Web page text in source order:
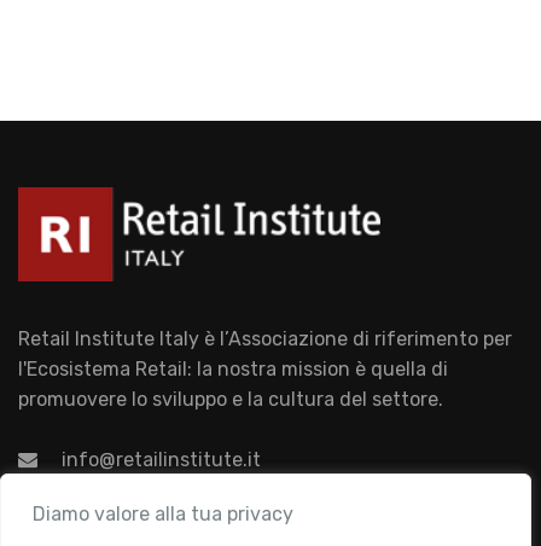
Diamo valore alla tua privacy
Retail Institute Italy è l’Associazione di riferimento per
l'Ecosistema Retail: la nostra mission è quella di
promuovere lo sviluppo e la cultura del settore.
info@retailinstitute.it
Associazione